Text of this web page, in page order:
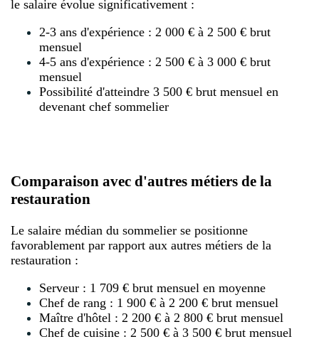
le salaire évolue significativement :
2-3 ans d'expérience : 2 000 € à 2 500 € brut
mensuel
4-5 ans d'expérience : 2 500 € à 3 000 € brut
mensuel
Possibilité d'atteindre 3 500 € brut mensuel en
devenant chef sommelier
Comparaison avec d'autres métiers de la
restauration
Le salaire médian du sommelier se positionne
favorablement par rapport aux autres métiers de la
restauration :
Serveur : 1 709 € brut mensuel en moyenne
Chef de rang : 1 900 € à 2 200 € brut mensuel
Maître d'hôtel : 2 200 € à 2 800 € brut mensuel
Chef de cuisine : 2 500 € à 3 500 € brut mensuel